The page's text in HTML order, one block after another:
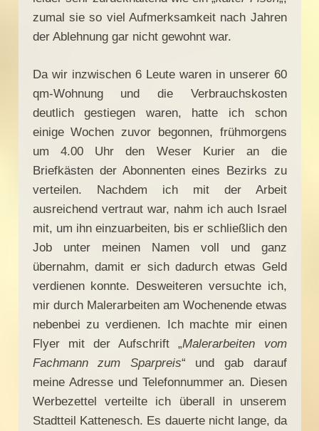
zumal sie so viel Aufmerksamkeit nach Jahren
der Ablehnung gar nicht gewohnt war.
Da wir inzwischen 6 Leute waren in unserer 60
qm-Wohnung und die Verbrauchskosten
deutlich gestiegen waren, hatte ich schon
einige Wochen zuvor begonnen, frühmorgens
um 4.00 Uhr den Weser Kurier an die
Briefkästen der Abonnenten eines Bezirks zu
verteilen. Nachdem ich mit der Arbeit
ausreichend vertraut war, nahm ich auch Israel
mit, um ihn einzuarbeiten, bis er schließlich den
Job unter meinen Namen voll und ganz
übernahm, damit er sich dadurch etwas Geld
verdienen konnte. Desweiteren versuchte ich,
mir durch Malerarbeiten am Wochenende etwas
nebenbei zu verdienen. Ich machte mir einen
Flyer mit der Aufschrift „Malerarbeiten vom
Fachmann zum Sparpreis“ und gab darauf
meine Adresse und Telefonnummer an. Diesen
Werbezettel verteilte ich überall in unserem
Stadtteil Kattenesch. Es dauerte nicht lange, da